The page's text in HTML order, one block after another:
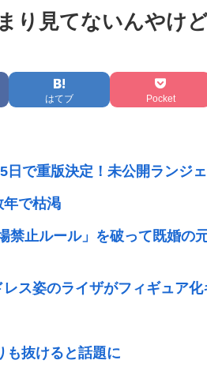
り見てないんやけ
はてブ Pocket
で重版決定！未公開ランジ
年で枯渇
禁止ルール」を破って既婚の
レス姿のライザがフィギュ
も抜けると話題に